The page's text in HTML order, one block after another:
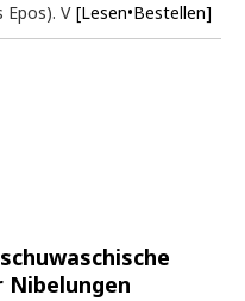
Epos). V [Lesen•Bestellen]
Nibelungen